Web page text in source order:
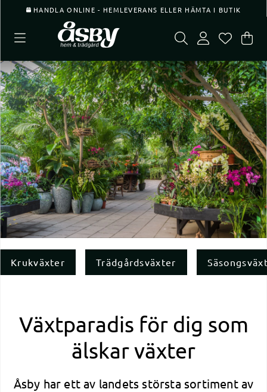
HANDLA ONLINE - HEMLEVERANS ELLER HÄMTA I BUTIK
.
Krukväxter Trädgårdsväxter
Växtparadis för dig som
älskar växter
Åsby har ett av landets största sortiment av